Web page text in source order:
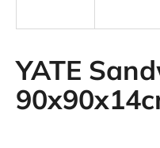
YATE
í
t
?